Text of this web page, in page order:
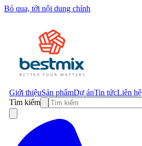
Bỏ qua, tới nội dung chính
Giới thiệuSản phẩmDự ánTin tứcLiên hệ
Tìm kiếm